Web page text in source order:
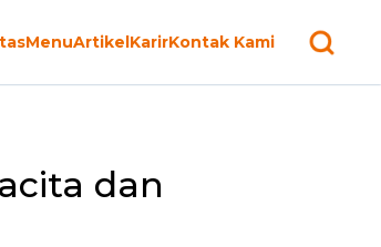
MenuArtikelKarirKontak Kami
dan